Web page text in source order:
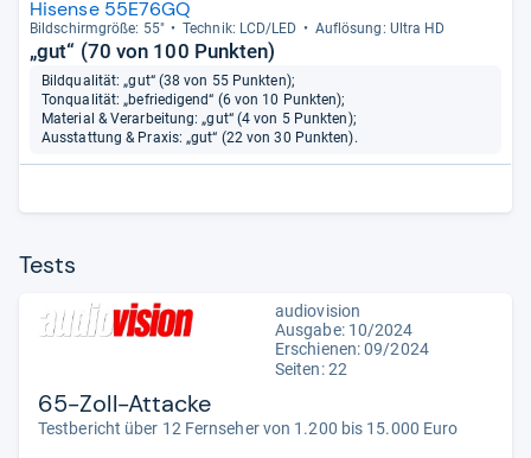
Hisense 55E76GQ
Bild­schirm­größe: 55" Tech­nik: LCD/LED Auf­lö­sung: Ultra HD
„gut“ (70 von 100 Punkten)
Bildqualität: „gut“ (38 von 55 Punkten);
Tonqualität: „befriedigend“ (6 von 10 Punkten);
Material & Verarbeitung: „gut“ (4 von 5 Punkten);
Ausstattung & Praxis: „gut“ (22 von 30 Punkten).
Tests
audiovision
Ausgabe: 10/2024
Erschienen: 09/2024
Seiten: 22
65-Zoll-Attacke
Testbericht über 12 Fernseher von 1.200 bis 15.000 Euro